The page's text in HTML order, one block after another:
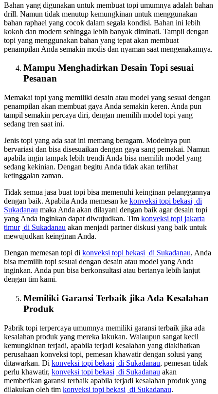
Bahan yang digunakan untuk membuat topi umumnya adalah bahan
drill. Namun tidak menutup kemungkinan untuk menggunakan
bahan raphael yang cocok dalam segala kondisi. Bahan ini lebih
kokoh dan modern sehingga lebih banyak diminati. Tampil dengan
topi yang menggunakan bahan yang tepat akan membuat
penampilan Anda semakin modis dan nyaman saat mengenakannya.
Mampu Menghadirkan Desain Topi sesuai
Pesanan
Memakai topi yang memiliki desain atau model yang sesuai dengan
penampilan akan membuat gaya Anda semakin keren. Anda pun
tampil semakin percaya diri, dengan memilih model topi yang
sedang tren saat ini.
Jenis topi yang ada saat ini memang beragam. Modelnya pun
bervariasi dan bisa disesuaikan dengan gaya sang pemakai. Namun
apabila ingin tampak lebih trendi Anda bisa memilih model yang
sedang kekinian. Dengan begitu Anda tidak akan terlihat
ketinggalan zaman.
Tidak semua jasa buat topi bisa memenuhi keinginan pelanggannya
dengan baik. Apabila Anda memesan ke konveksi topi bekasi di
Sukadanau maka Anda akan dilayani dengan baik agar desain topi
yang Anda inginkan dapat diwujudkan. Tim konveksi topi jakarta
timur di Sukadanau akan menjadi partner diskusi yang baik untuk
mewujudkan keinginan Anda.
Dengan memesan topi di konveksi topi bekasi di Sukadanau, Anda
bisa memilih topi sesuai dengan desain atau model yang Anda
inginkan. Anda pun bisa berkonsultasi atau bertanya lebih lanjut
dengan tim kami.
Memiliki Garansi Terbaik jika Ada Kesalahan
Produk
Pabrik topi terpercaya umumnya memiliki garansi terbaik jika ada
kesalahan produk yang mereka lakukan. Walaupun sangat kecil
kemungkinan terjadi, apabila terjadi kesalahan yang diakibatkan
perusahaan konveksi topi, pemesan khawatir dengan solusi yang
ditawarkan. Di konveksi topi bekasi di Sukadanau, pemesan tidak
perlu khawatir, konveksi topi bekasi di Sukadanau akan
memberikan garansi terbaik apabila terjadi kesalahan produk yang
dilakukan oleh tim konveksi topi bekasi di Sukadanau.